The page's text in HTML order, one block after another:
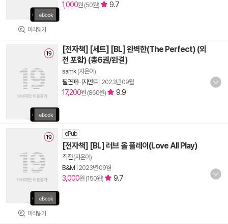
미리읽기
1,000원 (50원) 9.7
[전자책] [세트] [BL] 완벽한(The Perfect) (외
전 포함) (총6권/완결)
samk(지은이)
필연매니지먼트| 2023년 09월
17,200원 (860원) 9.9
미리읽기
ePub
[전자책] [BL] 러브 올 플레이(Love All Play)
직전(지은이)
B&M 2023년 09월
3,000원 (150원) 9.7